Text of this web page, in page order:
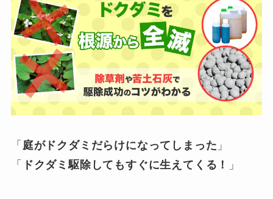
「 庭がドクダミだらけになってしまった 」
「
ドクダミ駆除してもすぐに生えてくる！ 」